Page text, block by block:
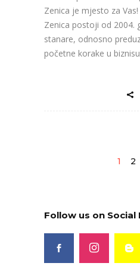
Zenica je mjesto za
Zenica postoji od 2004.
stanare, odnosno
početne korake u
1 2
Follow us on Social